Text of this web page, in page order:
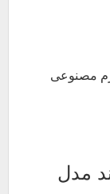
مصنوعی
مدل